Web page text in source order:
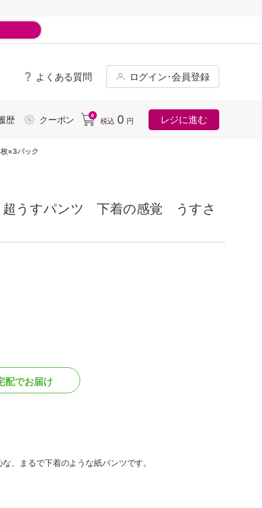
よくある質問 ログイン･会員登録
歴 クーポン 0
税込 0 円 レジに進む
×3パック
うすパンツ 下着の感覚 うすさ
配でお届け
、まるで下着のような紙パンツです。